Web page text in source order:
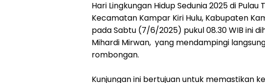
Hari Lingkungan Hidup Sedunia 2025 di Pulau
Kecamatan Kampar Kiri Hulu, Kabupaten
pada Sabtu (7/6/2025) pukul 08.30 WIB ini
Mihardi Mirwan, yang mendampingi
rombongan.
Kunjungan ini bertujuan untuk memastikan